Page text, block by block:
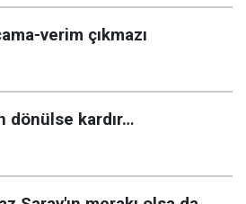
verim çıkmazı
dönülse kardır…